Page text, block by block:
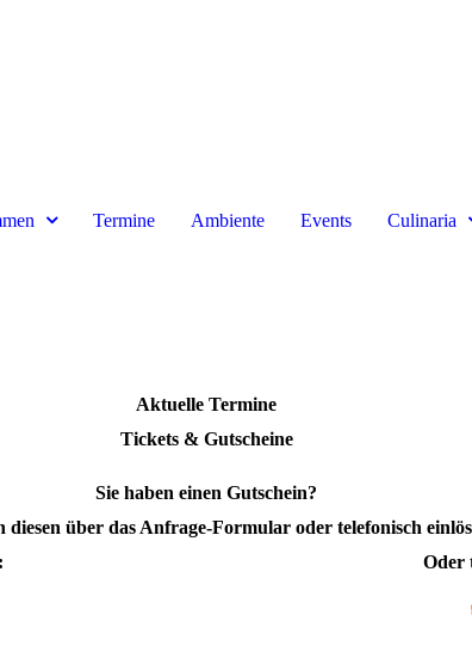
Termine Ambiente Events Culinaria
Aktuelle Termine
Tickets & Gutscheine
Sie haben einen Gutschein?
diesen über das Anfrage-Formular oder telefonisch
Oder